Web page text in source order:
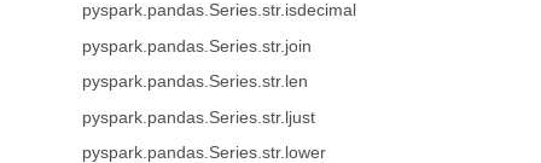
pyspark.pandas.Series.str.isdecimal
pyspark.pandas.Series.str.join
pyspark.pandas.Series.str.len
pyspark.pandas.Series.str.ljust
pyspark.pandas.Series.str.lower